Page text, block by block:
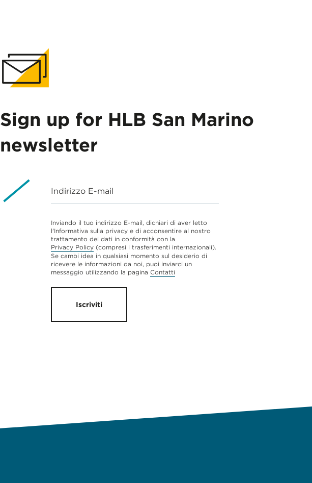
Sign up for HLB San Marino
newsletter
Indirizzo E-mail
Inviando il tuo indirizzo E-mail, dichiari di aver letto
l'Informativa sulla privacy e di acconsentire al nostro
trattamento dei dati in conformità con la
Privacy Policy (compresi i trasferimenti internazionali).
Se cambi idea in qualsiasi momento sul desiderio di
ricevere le informazioni da noi, puoi inviarci un
messaggio utilizzando la pagina Contatti
Iscriviti